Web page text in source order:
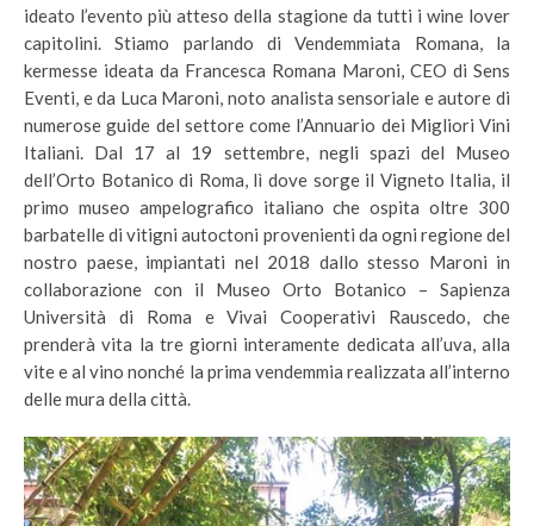
ideato l’evento più atteso della stagione da tutti i wine lover
capitolini. Stiamo parlando di Vendemmiata Romana, la
kermesse ideata da Francesca Romana Maroni, CEO di Sens
Eventi, e da Luca Maroni, noto analista sensoriale e autore di
numerose guide del settore come l’Annuario dei Migliori Vini
Italiani. Dal 17 al 19 settembre, negli spazi del Museo
dell’Orto Botanico di Roma, lì dove sorge il Vigneto Italia, il
primo museo ampelografico italiano che ospita oltre 300
barbatelle di vitigni autoctoni provenienti da ogni regione del
nostro paese, impiantati nel 2018 dallo stesso Maroni in
collaborazione con il Museo Orto Botanico – Sapienza
Università di Roma e Vivai Cooperativi Rauscedo, che
prenderà vita la tre giorni interamente dedicata all’uva, alla
vite e al vino nonché la prima vendemmia realizzata all’interno
delle mura della città.